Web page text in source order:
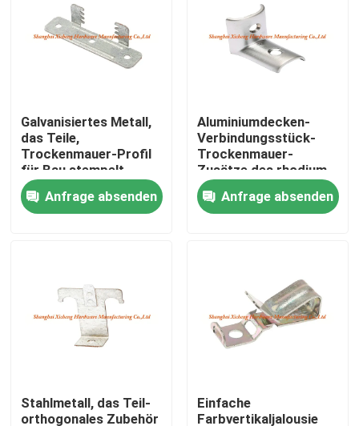
Produkte
Fabrik-Ausflug
Qualitätskontrolle
Treten Sie mit uns in Verbindung
Aluminiumabdeckplatte
Trockenmauerzusätze
Galvanisiertes Metall,
das Teile,
Trockenmauer-Profil
für Bau stempelt
Anfrage absenden
Aluminiumdecken-
Verbindungsstück-
Trockenmauer-
Zusätze des rhodium-
Überzug-„L“ „M“
Anfrage absenden
Stahlmetall, das Teil-
orthogonales Zubehör
Einfache
Farbvertikaljalousie